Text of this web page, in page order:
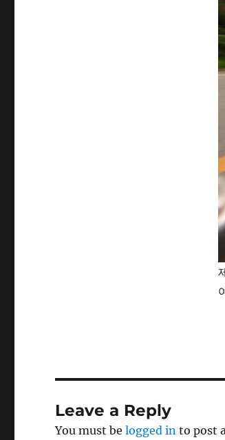
Leave a Reply
You must belogged in to post